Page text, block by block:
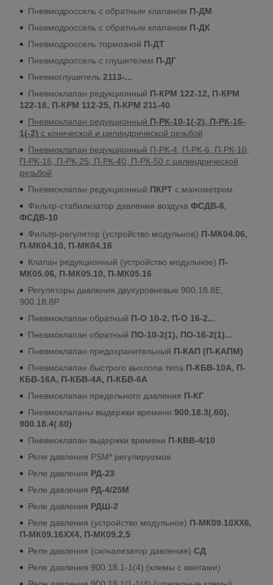
Пневмодроссель с обратным клапаном П-ДМ
Пневмодроссель с обратным клапаном П-ДК
Пневмодроссель тормозной П-ДТ
Пневмодроссель с глушителем П-ДГ
Пневмоглушитель 2113-...
Пневмоклапан редукционный П-КРМ 122-12, П-КРМ
122-16, П-КРМ 112-25, П-КРМ 211-40
Пневмоклапан редукционный П-РК-10-1(-2), П-РК-16-
1(-2) с конической и цилиндрической резьбой
Пневмоклапан редукционный П-РК-4, П-РК-6, П-РК-10,
П-РК-16, П-РК-25, П-РК-40, П-РК-50 с цилиндрической
резьбой
Пневмоклапан редукционный ПКРТ с манометром
Фильтр-стабилизатор давления воздуха ФСДВ-6,
ФСДВ-10
Фильтр-регулятор (устройство модульное) П-МК04.06,
П-МК04.10, П-МК04.16
Клапан редукционный (устройство модульное) П-
МК05.06, П-МК05.10, П-МК05.16
Регуляторы давления двухуровневые 900.18.8E,
900.18.8P
Пневмоклапан обратный П-О 10-2, П-О 16-2...
Пневмоклапан обратный ПО-10-2(1), ПО-16-2(1)...
Пневмоклапан предохранительный П-КАП (П-КАПМ)
Пневмоклапан быстрого выхлопа типа П-КБВ-10А, П-
КБВ-16А, П-КБВ-4А, П-КБВ-6А
Пневмоклапан предельного давления П-КГ
Пневмоклапаны выдержки времени 900.18.3(.60),
900.18.4(.60)
Пневмоклапан выдержки времени П-КВВ-4/10
Реле давления PSM* регулируемое
Реле давления РД-23
Реле давления РД-4/25М
Реле давления РДШ-2
Реле давления (устройство модульное) П-МК09.10ХХ6,
П-МК09.16ХХ4, П-МК09.2,5
Реле давления (сигнализатор давления) СД
Реле давления 900.18.1-1(4) (клемы с винтами)